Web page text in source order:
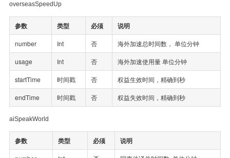
overseasSpeedUp
参数 类型 必须 说明
number Int 否 海外加速总时间数， 单位分钟
usage Int 否 海外加速使用量 单位分钟
startTime 时间戳 否 权益生效时间，精确到秒
endTime 时间戳 否 权益失效时间，精确到秒
aiSpeakWorld
参数 类型 必须 说明